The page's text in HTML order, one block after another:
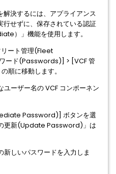
決するには、アプライアンス
せずに、保存されている認証
）」機能を使用します。
ート管理(Fleet
ード(Passwords)] > [VCF 管
に移動します。
ーザー名の VCF コンポーネン
Password)] ボタンを選
更新(Update Password)」は
しいパスワードを入力しま